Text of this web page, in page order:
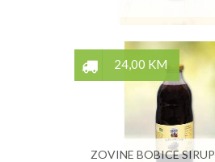
24,00 KM
ZOVINE BOBICE SIRUP